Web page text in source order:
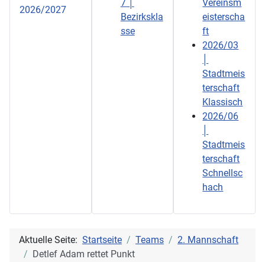
2026/2027
7 │
Bezirkskla
sse
Vereinsm
eisterscha
ft
2026/03
Stadtmeis
terschaft
Klassisch
2026/06
Stadtmeis
terschaft
Schnellsc
hach
Aktuelle Seite: Startseite Teams
2. Mannschaft
Detlef Adam rettet Punkt